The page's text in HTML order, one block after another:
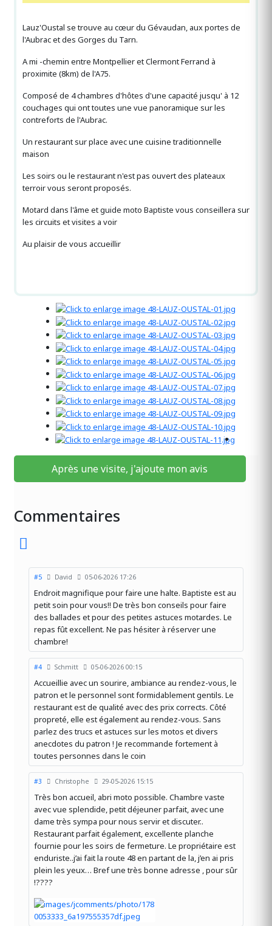
Lauz'Oustal se trouve au cœur du Gévaudan, aux portes de
l'Aubrac et des Gorges du Tarn.
A mi -chemin entre Montpellier et Clermont Ferrand à
proximite (8km) de l'A75.
Composé de 4 chambres d'hôtes d'une capacité jusqu' à 12
couchages qui ont toutes une vue panoramique sur les
contreforts de l'Aubrac.
Un restaurant sur place avec une cuisine traditionnelle
maison
Les soirs ou le restaurant n'est pas ouvert des plateaux
terroir vous seront proposés.
Motard dans l'âme et guide moto Baptiste vous conseillera sur
les circuits et visites a voir
Au plaisir de vous accueillir
Après une visite, j'ajoute mon avis
Commentaires
#5 David 05-06-2026 17:26
Endroit magnifique pour faire une halte. Baptiste est au
petit soin pour vous!! De très bon conseils pour faire
des ballades et pour des petites astuces motardes. Le
repas fût excellent. Ne pas hésiter à réserver une
chambre!
#4 Schmitt 05-06-2026 00:15
Accueillie avec un sourire, ambiance au rendez-vous, le
patron et le personnel sont formidablement gentils. Le
restaurant est de qualité avec des prix corrects. Côté
propreté, elle est également au rendez-vous. Sans
parlez des trucs et astuces sur les motos et divers
anecdotes du patron ! Je recommande fortement à
toutes personnes dans le coin
#3 Christophe 29-05-2026 15:15
Très bon accueil, abri moto possible. Chambre vaste
avec vue splendide, petit déjeuner parfait, avec une
dame très sympa pour nous servir et discuter..
Restaurant parfait également, excellente planche
fournie pour les soirs de fermeture. Le propriétaire est
enduriste..j’ai fait la route 48 en partant de la, j’en ai pris
plein les yeux… Bref une très bonne adresse , pour sûr
!????